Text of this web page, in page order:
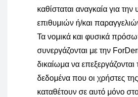
καθίσταται αναγκαία για
επιθυμιών ή/και
Τα νομικά και φυσικά
συνεργάζονται με την
δικαίωμα να
δεδομένα που οι χρήστες
καταθέτουν σε αυτό μόνο